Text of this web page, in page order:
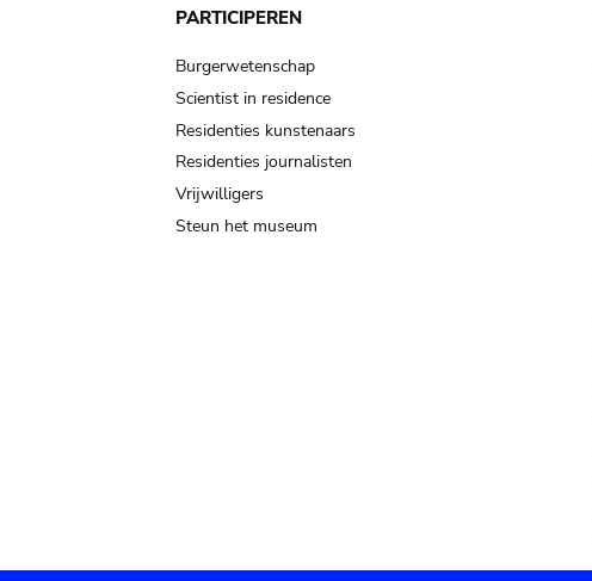
PARTICIPEREN
Burgerwetenschap
Scientist in residence
Residenties kunstenaars
Residenties journalisten
Vrijwilligers
Steun het museum